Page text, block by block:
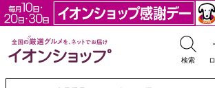
全国の厳選グルメを、ネットでお届け イ
検索
検索キーワードまたは商品番号を入力してください